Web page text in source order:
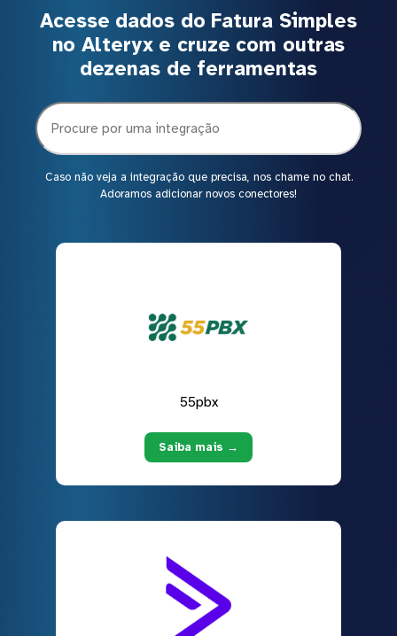
Acesse dados do Fatura Simples
no Alteryx e cruze com outras
dezenas de ferramentas
Caso não veja a integração que precisa, nos chame no chat.
Adoramos adicionar novos conectores!
55pbx
Saiba mais →